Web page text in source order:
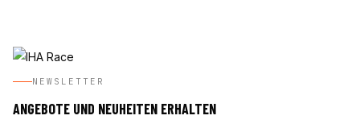
NEWSLETTER
ANGEBOTE UND NEUHEITEN ERHALTEN